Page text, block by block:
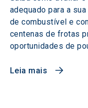
adequado para a
de combustível e
centenas de frotas
oportunidades de
Leia mais